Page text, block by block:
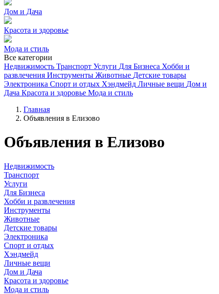
Дом и Дача
Красота и здоровье
Мода и стиль
Все категории
Недвижимость Транспорт Услуги Для Бизнеса Хобби и
развлечения Инструменты Животные Детские товары
Электроника Спорт и отдых Хэндмейд Личные вещи Дом и
Дача Красота и здоровье Мода и стиль
Главная
Объявления в Елизово
Объявления в Елизово
Недвижимость
Транспорт
Услуги
Для Бизнеса
Хобби и развлечения
Инструменты
Животные
Детские товары
Электроника
Спорт и отдых
Хэндмейд
Личные вещи
Дом и Дача
Красота и здоровье
Мода и стиль